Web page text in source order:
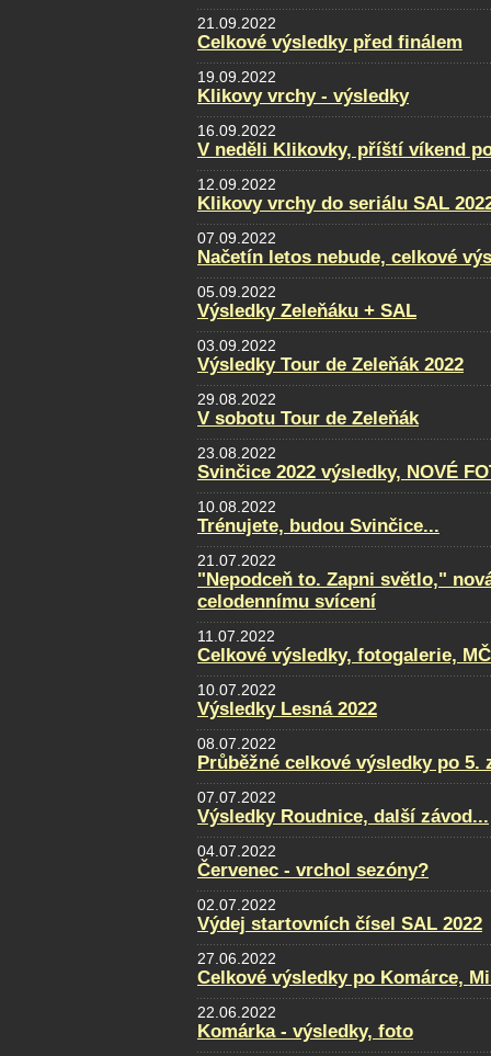
21.09.2022
Celkové výsledky před finálem
19.09.2022
Klikovy vrchy - výsledky
16.09.2022
V neděli Klikovky, příští víkend
12.09.2022
Klikovy vrchy do seriálu SAL
07.09.2022
Načetín letos nebude, celkové
05.09.2022
Výsledky Zeleňáku + SAL
03.09.2022
Výsledky Tour de Zeleňák 2022
29.08.2022
V sobotu Tour de Zeleňák
23.08.2022
Svinčice 2022 výsledky, NOVÉ
10.08.2022
Trénujete, budou Svinčice...
21.07.2022
"Nepodceň to. Zapni světlo,"
celodennímu svícení
11.07.2022
Celkové výsledky, fotogalerie,
10.07.2022
Výsledky Lesná 2022
08.07.2022
Průběžné celkové výsledky po 5.
07.07.2022
Výsledky Roudnice, další závod...
04.07.2022
Červenec - vrchol sezóny?
02.07.2022
Výdej startovních čísel SAL 2022
27.06.2022
Celkové výsledky po Komárce,
22.06.2022
Komárka - výsledky, foto